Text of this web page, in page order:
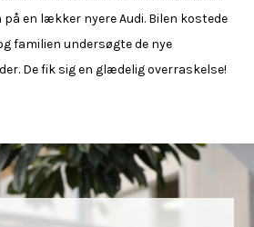
en lækker nyere Audi. Bilen kostede
familien undersøgte de nye
De fik sig en glædelig overraskelse!